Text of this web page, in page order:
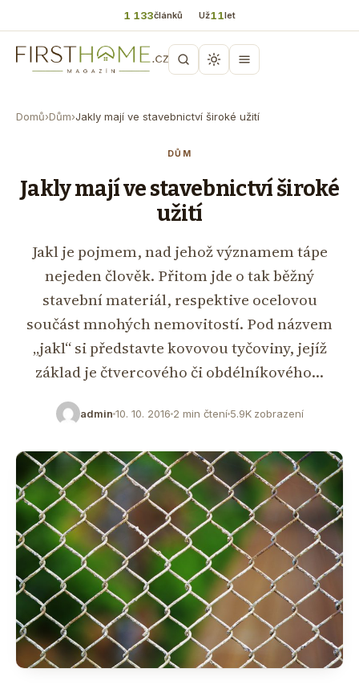
1 133článků Už11let
Domů›Dům›Jakly mají ve stavebnictví široké užití
DŮM
Jakly mají ve stavebnictví široké
užití
Jakl je pojmem, nad jehož významem tápe
nejeden člověk. Přitom jde o tak běžný
stavební materiál, respektive ocelovou
součást mnohých nemovitostí. Pod názvem
„jakl“ si představte kovovou tyčoviny, jejíž
základ je čtvercového či obdélníkového…
admin 10. 10. 2016 2 min čtení5.9K zobrazení